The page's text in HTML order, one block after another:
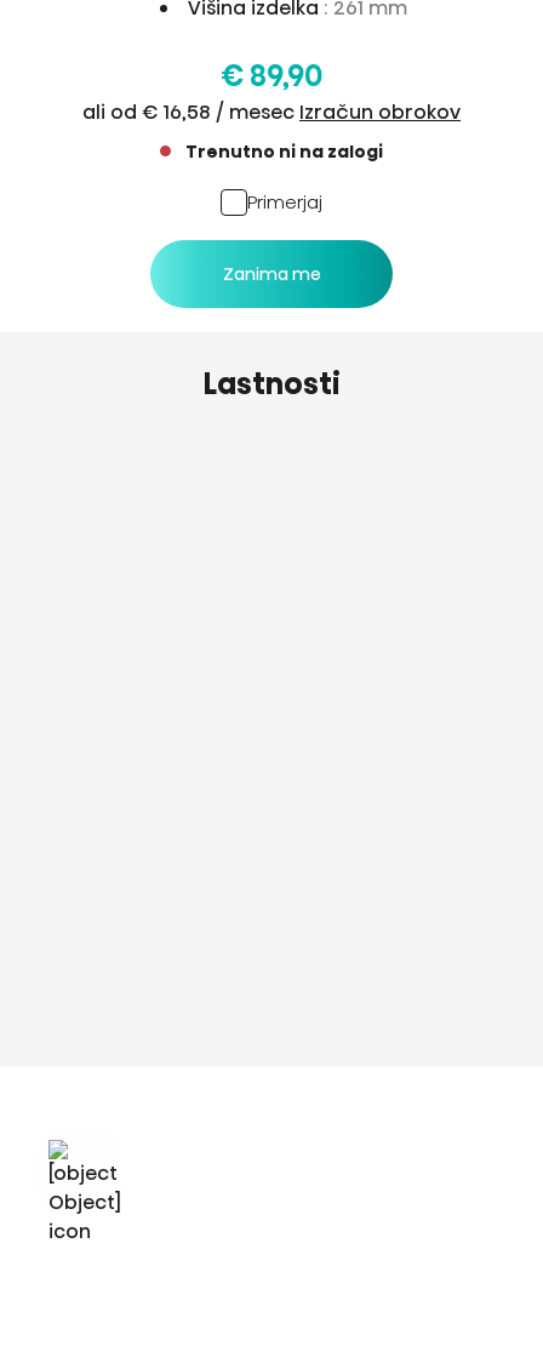
Višina izdelka : 261 mm
€ 89,90
ali od € 16,58 / mesec Izračun obrokov
Trenutno ni na zalogi
Primerjaj
Zanima me
Lastnosti